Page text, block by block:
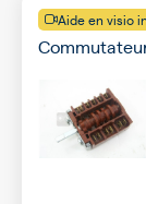
Aide en visio